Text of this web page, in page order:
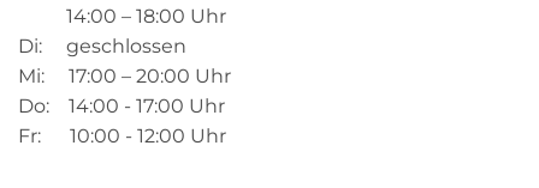
14:00 – 18:00 Uhr
Di: geschlossen
Mi: 17:00 – 20:00 Uhr
Do: 14:00 - 17:00 Uhr
Fr: 10:00 - 12:00 Uhr